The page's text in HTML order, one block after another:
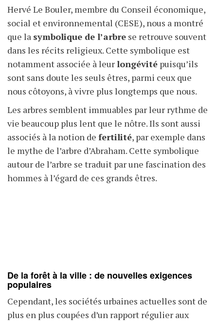
Hervé Le Bouler, membre du Conseil économique,
social et environnemental (CESE), nous a montré
que la symbolique de l’arbre se retrouve souvent
dans les récits religieux. Cette symbolique est
notamment associée à leurlongévité puisqu’ils
sont sans doute les seuls êtres, parmi ceux que
nous côtoyons, à vivre plus longtemps que nous.
Les arbres semblent immuables par leur rythme de
vie beaucoup plus lent que le nôtre. Ils sont aussi
associés à la notion de fertilité, par exemple dans
le mythe de l’arbre d’Abraham. Cette symbolique
autour de l’arbre se traduit par une fascination des
hommes à l’égard de ces grands êtres.
De la forêt à la ville : de nouvelles exigences
populaires
Cependant, les sociétés urbaines actuelles sont de
plus en plus coupées d’un rapport régulier aux